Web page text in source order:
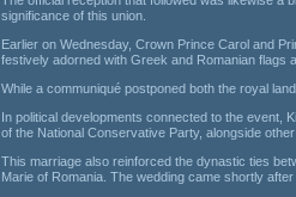
significance of this union.
Earlier on Wednesday, Crown Prince Carol and
festively adorned with Greek and Romanian flags
While a communiqué postponed both the royal
In political developments connected to the event,
of the National Conservative Party, alongside
This marriage also reinforced the dynastic ties
Marie of Romania. The wedding came shortly